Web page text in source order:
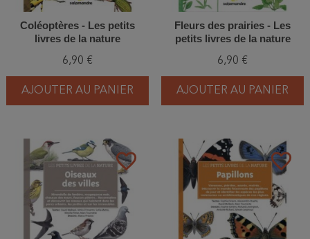
Coléoptères - Les petits
livres de la nature
6,90 €
AJOUTER AU PANIER
Fleurs des prairies - Les
petits livres de la nature
6,90 €
AJOUTER AU PANIER
favorite_border favorite_border